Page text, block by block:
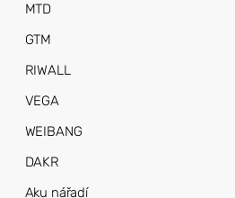
MTD
GTM
RIWALL
VEGA
WEIBANG
DAKR
Aku nářadí